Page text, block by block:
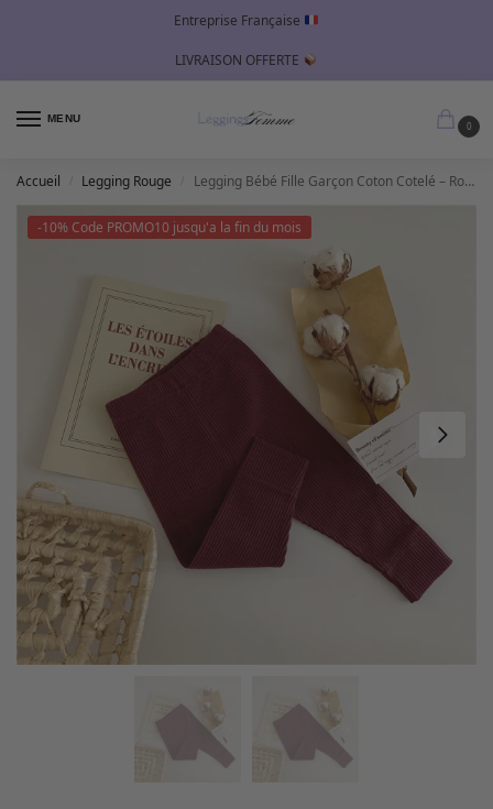
Entreprise Française
LIVRAISON OFFERTE
MENU
0
Accueil Legging Rouge Legging Bébé Fille Garçon Coton Cotelé – Rouge
-10% Code PROMO10 jusqu'a la fin du mois